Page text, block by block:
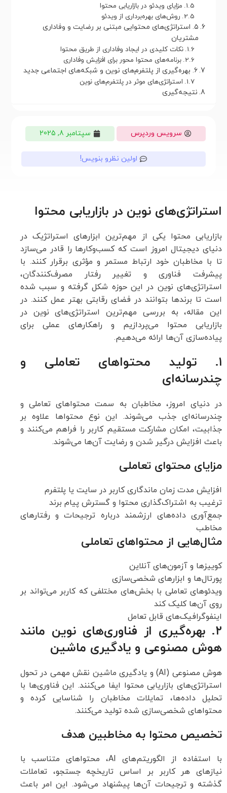
مزایای ویدئو در بازاریابی محتوا
روش‌های بهره‌برداری از ویدئو
۵. استراتژی‌های محتوایی مبتنی بر رضایت و وفاداری
مشتریان
نکات کلیدی در ایجاد وفاداری از طریق محتوا
برنامه‌های محتوا محور برای افزایش وفاداری
۶. بهره‌گیری از پلتفرم‌های نوین و شبکه‌های اجتماعی جدید
استراتژی‌های موثر در پلتفرم‌های نوین
نتیجه‌گیری
سرویس وردپرس سپتامبر 8, 2025
اولین نظرو بنویس!
استراتژی‌های نوین در بازاریابی محتوا
بازاریابی محتوا یکی از مهم‌ترین ابزارهای استراتژیک در
دنیای دیجیتال امروز است که کسب‌وکارها را قادر می‌سازد
تا با مخاطبان خود ارتباط مستمر و مؤثری برقرار کنند. با
پیشرفت فناوری و تغییر رفتار مصرف‌کنندگان،
استراتژی‌های نوین در این حوزه شکل گرفته و سبب شده
است تا برندها بتوانند در فضای رقابتی بهتر عمل کنند. در
این مقاله، به بررسی مهم‌ترین استراتژی‌های نوین در
بازاریابی محتوا می‌پردازیم و راهکارهای عملی برای
پیاده‌سازی آن‌ها ارائه می‌دهیم.
۱. تولید محتواهای تعاملی و
چندرسانه‌ای
در دنیای امروز، مخاطبان به سمت محتواهای تعاملی و
چندرسانه‌ای جذب می‌شوند. این نوع محتواها علاوه بر
جذابیت، امکان مشارکت مستقیم کاربر را فراهم می‌کنند و
باعث افزایش درگیر شدن و رضایت آن‌ها می‌شوند.
مزایای محتوای تعاملی
افزایش مدت زمان ماندگاری کاربر در سایت یا پلتفرم
ترغیب به اشتراک‌گذاری محتوا و گسترش پیام برند
جمع‌آوری داده‌های ارزشمند درباره ترجیحات و رفتارهای
مخاطب
مثال‌هایی از محتواهای تعاملی
کوییزها و آزمون‌های آنلاین
پورتال‌ها و ابزارهای شخصی‌سازی
ویدئوهای تعاملی با بخش‌های مختلفی که کاربر می‌تواند بر
روی آن‌ها کلیک کند
اینفوگرافیک‌های قابل تعامل
۲. بهره‌گیری از فناوری‌های نوین مانند
هوش مصنوعی و یادگیری ماشین
هوش مصنوعی (AI) و یادگیری ماشین نقش مهمی در تحول
استراتژی‌های بازاریابی محتوا ایفا می‌کنند. این فناوری‌ها با
تحلیل داده‌ها، تمایلات مخاطبان را شناسایی کرده و
محتواهای شخصی‌سازی شده تولید می‌کنند.
تخصیص محتوا به مخاطبین هدف
با استفاده از الگوریتم‌های AI، محتواهای متناسب با
نیازهای هر کاربر بر اساس تاریخچه جستجو، تعاملات
گذشته و ترجیحات آن‌ها پیشنهاد می‌شود. این امر باعث